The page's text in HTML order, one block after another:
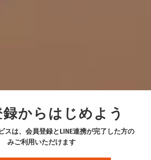
からはじめよう
スは、会員登録とLINE連携が完了した方の
みご利用いただけます